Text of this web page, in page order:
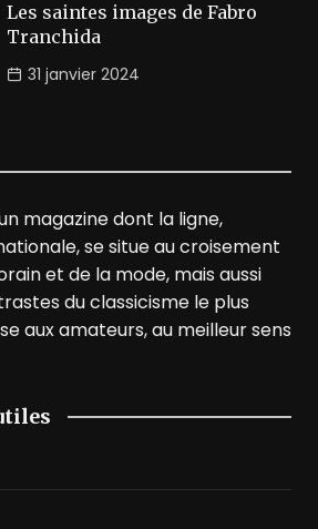
Les saintes images de Fabro
Tranchida
31 janvier 2024
magazine dont la ligne,
se situe au croisement
et de la mode, mais aussi
du classicisme le plus
aux amateurs, au meilleur sens